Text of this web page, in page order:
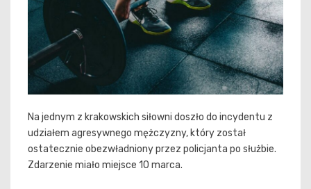
Na jednym z krakowskich siłowni doszło do incydentu z
udziałem agresywnego mężczyzny, który został
ostatecznie obezwładniony przez policjanta po służbie.
Zdarzenie miało miejsce 10 marca.